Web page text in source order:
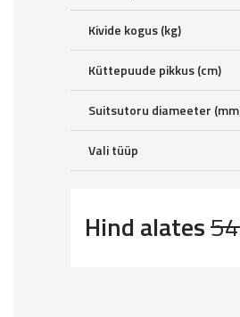
Kivide kogus (kg)
Küttepuude pikkus (cm)
Suitsutoru diameeter
Vali tüüp
Hind alates